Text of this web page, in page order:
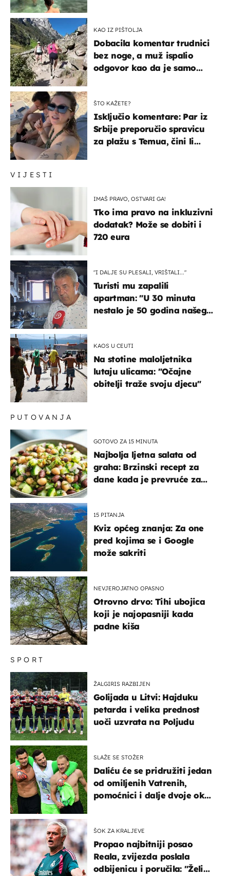
VIJESTI
IMAŠ PRAVO, OSTVARI GA!
Tko ima pravo na inkluzivni
dodatak? Može se dobiti i
720 eura
"I DALJE SU PLESALI, VRIŠTALI..."
Turisti mu zapalili
apartman: "U 30 minuta
nestalo je 50 godina našeg
KAOS U CEUTI
Na stotine maloljetnika
lutaju ulicama: "Očajne
obitelji traže svoju djecu"
KAO IZ PIŠTOLJA
Dobacila komentar trudnici
bez noge, a muž ispalio
odgovor kao da je samo
ŠTO KAŽETE?
Isključio komentare: Par iz
Srbije preporučio spravicu
za plažu s Temua, čini li
SPORT
ŽALGIRIS RAZBIJEN
Golijada u Litvi: Hajduku
petarda i velika prednost
uoči uzvrata na Poljudu
SLAŽE SE STOŽER
Daliću će se pridružiti jedan
od omiljenih Vatrenih,
pomoćnici i dalje dvoje oko
ŠOK ZA KRALJEVE
Propao najbitniji posao
Reala, zvijezda poslala
odbijenicu i poručila: "Želim
PUTOVANJA
GOTOVO ZA 15 MINUTA
Najbolja ljetna salata od
graha: Brzinski recept za
dane kada je prevruće za
15 PITANJA
Kviz općeg znanja: Za one
pred kojima se i Google
može sakriti
NEVJEROJATNO OPASNO
Otrovno drvo: Tihi ubojica
koji je najopasniji kada
padne kiša